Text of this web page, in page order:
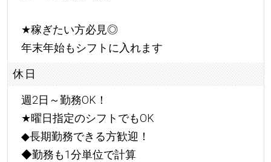
★稼ぎたい方必見◎
年末年始もシフトに入れます
休日
週2日～勤務OK！
★曜日指定のシフトでもOK
◆長期勤務できる方歓迎！
◆勤務も1分単位で計算